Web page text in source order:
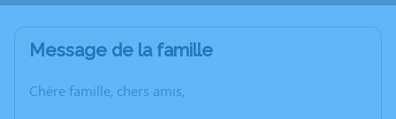
Message de la famille
Chère famille, chers amis,